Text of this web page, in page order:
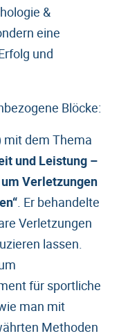
&
eine
und
Blöcke:
dem Thema
und Leistung –
Verletzungen
. Er behandelte
Verletzungen
lassen.
für sportliche
man mit
Methoden